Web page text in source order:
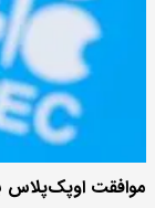
موافقت اوپک‌پلاس